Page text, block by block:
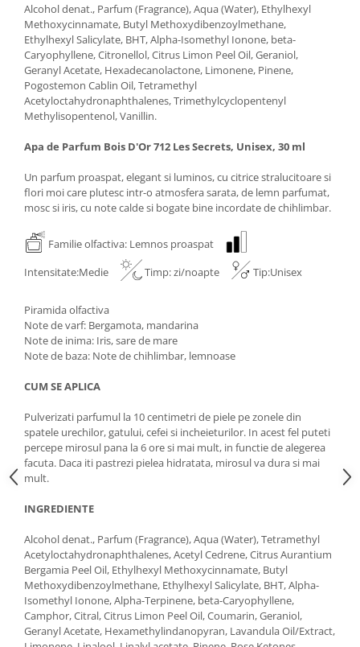
Alcohol denat., Parfum (Fragrance), Aqua (Water), Ethylhexyl
Methoxycinnamate, Butyl Methoxydibenzoylmethane,
Ethylhexyl Salicylate, BHT, Alpha-Isomethyl Ionone, beta-
Caryophyllene, Citronellol, Citrus Limon Peel Oil, Geraniol,
Geranyl Acetate, Hexadecanolactone, Limonene, Pinene,
Pogostemon Cablin Oil, Tetramethyl
Acetyloctahydronaphthalenes, Trimethylcyclopentenyl
Methylisopentenol, Vanillin.
Apa de Parfum Bois D'Or 712 Les Secrets, Unisex, 30 ml
Un parfum proaspat, elegant si luminos, cu citrice stralucitoare si
flori moi care plutesc intr-o atmosfera sarata, de lemn parfumat,
mosc si iris, cu note calde si bogate bine incordate de chihlimbar.
Familie olfactiva: Lemnos proaspat
Intensitate:Medie
Timp: zi/noapte Tip:Unisex
Piramida olfactiva
Note de varf: Bergamota, mandarina
Note de inima: Iris, sare de mare
Note de baza: Note de chihlimbar, lemnoase
CUM SE APLICA
Pulverizati parfumul la 10 centimetri de piele pe zonele din
spatele urechilor, gatului, cefei si incheieturilor. In acest fel puteti
percepe mirosul pana la 6 ore si mai mult, in functie de alegerea
facuta. Daca iti pastrezi pielea hidratata, mirosul va dura si mai
mult.
INGREDIENTE
Alcohol denat., Parfum (Fragrance), Aqua (Water), Tetramethyl
Acetyloctahydronaphthalenes, Acetyl Cedrene, Citrus Aurantium
Bergamia Peel Oil, Ethylhexyl Methoxycinnamate, Butyl
Methoxydibenzoylmethane, Ethylhexyl Salicylate, BHT, Alpha-
Isomethyl Ionone, Alpha-Terpinene, beta-Caryophyllene,
Camphor, Citral, Citrus Limon Peel Oil, Coumarin, Geraniol,
Geranyl Acetate, Hexamethylindanopyran, Lavandula Oil/Extract,